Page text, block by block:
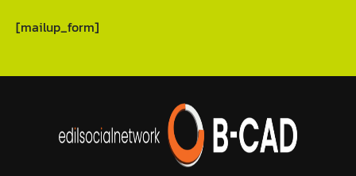
[mailup_form]